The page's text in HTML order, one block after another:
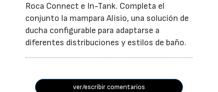
Roca Connect e In-Tank. Completa el
conjunto la mampara Alisio, una solución de
ducha configurable para adaptarse a
diferentes distribuciones y estilos de baño.
ver/escribir comentarios